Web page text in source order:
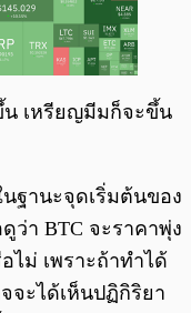
น เหรียญมีมก็จะขึ้น
ฐานะจุดเริ่มต้นของ
ว่า BTC จะราคาพุ่ง
ไม่ เพราะถ้าทำได้
จะได้เห็นปฏิกิริยา